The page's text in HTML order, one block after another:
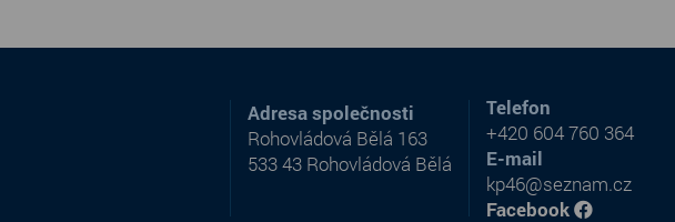
Adresa společnosti
Rohovládová Bělá 163
533 43 Rohovládová Bělá
Telefon
+420 604 760 364
E-mail
kp46@seznam.cz
Facebook